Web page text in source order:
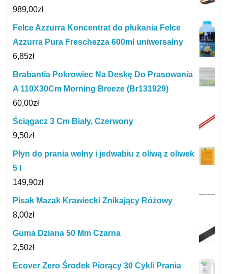
989,00zł
Felce Azzurra Koncentrat do płukania Felce
Azzurra Pura Freschezza 600ml uniwersalny
6,85zł
Brabantia Pokrowiec Na Deskę Do Prasowania
A 110X30Cm Morning Breeze (Br131929)
60,00zł
Ściągacz 3 Cm Biały, Czerwony
9,50zł
Płyn do prania wełny i jedwabiu z oliwą z oliwek
5 l
149,90zł
Pisak Mazak Krawiecki Znikający Różowy
8,00zł
Guma Dziana 50 Mm Czarna
2,50zł
Ecover Zero Środek Piorący 30 Cykli Prania